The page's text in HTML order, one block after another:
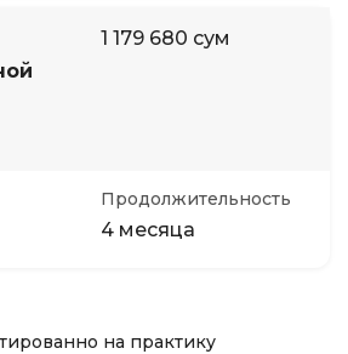
1 179 680 сум
Продолжительность
4 месяца
на практику